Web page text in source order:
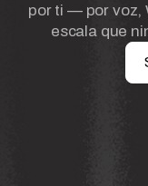
por ti — por voz,
escala que